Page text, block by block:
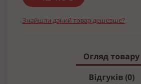
Знайшли даний товар дешевше?
Огляд товару
Відгуків (0)